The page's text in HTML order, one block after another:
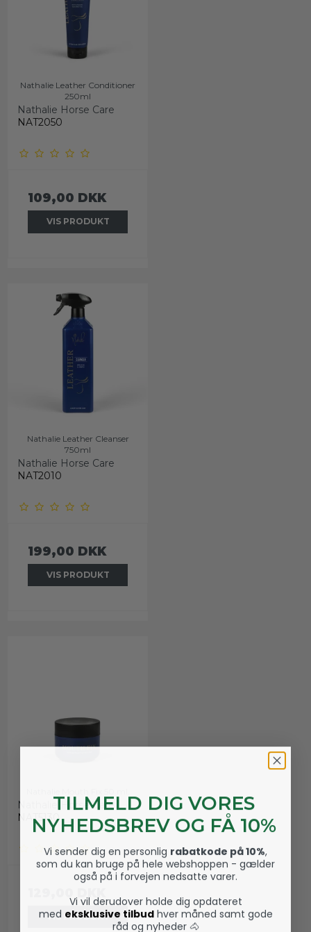
Nathalie Leather Conditioner
250ml
Nathalie Horse Care
NAT2050
109,00 DKK
VIS PRODUKT
Nathalie Leather Cleanser
750ml
Nathalie Horse Care
NAT2010
199,00 DKK
VIS PRODUKT
Nathalie Horse Care
NAT5130
VIS PRODUKT
TILMELD DIG VORES
NYHEDSBREV OG FÅ 10%
Vi sender dig en personlig rabatkode på 10%
som du kan bruge på hele webshoppen - gælder
også på i forvejen nedsatte varer.
Vi vil derudover holde dig opdateret
med eksklusive tilbudhver måned samt gode
råd og nyheder 🐴